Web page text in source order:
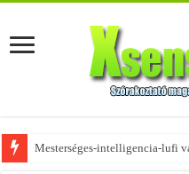
Mesterséges-intelligencia-lufi